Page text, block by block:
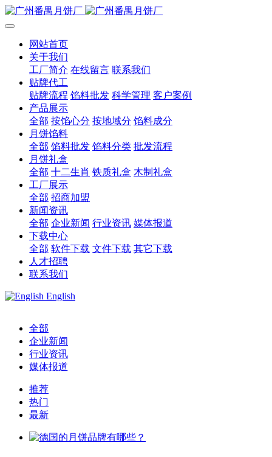
网站首页
关于我们
工厂简介 在线留言 联系我们
贴牌代工
贴牌流程 馅料批发 科学管理 客户案例
产品展示
全部 按馅心分 按地域分 馅料成分
月饼馅料
全部 馅料批发 馅料分类 批发流程
月饼礼盒
全部 十二生肖 铁质礼盒 木制礼盒
工厂展示
全部 招商加盟
新闻资讯
全部 企业新闻 行业资讯 媒体报道
下载中心
全部 软件下载 文件下载 其它下载
人才招聘
联系我们
English
全部
企业新闻
行业资讯
媒体报道
推荐
热门
最新